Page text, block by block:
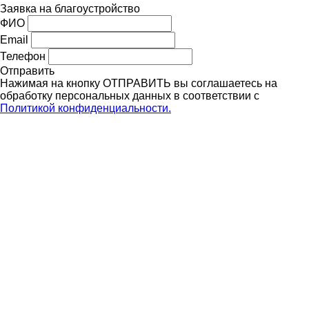
Заявка на благоустройство
ФИО
Email
Телефон
Отправить
Нажимая на кнопку ОТПРАВИТЬ вы соглашаетесь на
обработку персональных данных в соответствии с
Политикой конфиденциальности.